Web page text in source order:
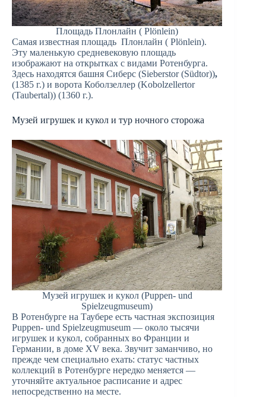
Площадь Плонлайн ( Plönlein)
Самая известная площадь Плонлайн ( Plönlein).
Эту маленькую средневековую площадь
изображают на открытках с видами Ротенбурга.
Здесь находятся башня Сиберс (Sieberstor (Südtor)),
(1385 г.) и ворота Коболзеллер (Kobolzellertor
(Taubertal)) (1360 г.).
Музей игрушек и кукол и тур ночного сторожа
Музей игрушек и кукол (Puppen- und
Spielzeugmuseum)
В Ротенбурге на Таубере есть частная экспозиция
Puppen- und Spielzeugmuseum — около тысячи
игрушек и кукол, собранных во Франции и
Германии, в доме XV века. Звучит заманчиво, но
прежде чем специально ехать: статус частных
коллекций в Ротенбурге нередко меняется —
уточняйте актуальное расписание и адрес
непосредственно на месте.